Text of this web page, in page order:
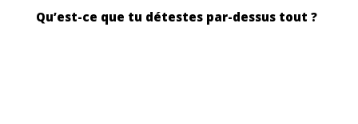
Qu’est-ce que tu détestes par-dessus tout ?